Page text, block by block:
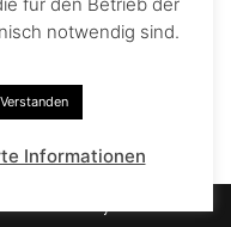
notwendig sind.
Verstanden
Informationen